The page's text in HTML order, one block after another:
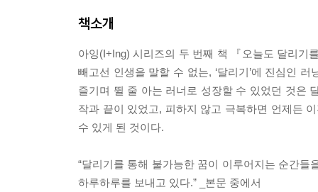
책소개
아잉(I+Ing) 시리즈의 두 번째 책 『오늘도 달리기
빼고선 인생을 말할 수 없는, ‘달리기’에 진심인
즐기며 뛸 줄 아는 러너로 성장할 수 있었던 것은
작과 끝이 있었고, 피하지 않고 극복하면 언제든
수 있게 된 것이다.
“달리기를 통해 불가능한 꿈이 이루어지는 순간
하루하루를 보내고 있다.” _본문 중에서